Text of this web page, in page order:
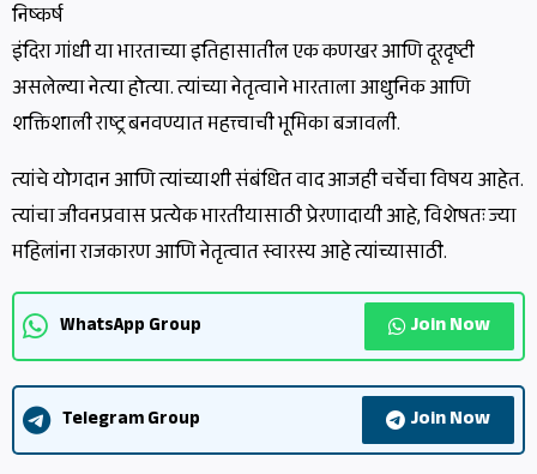
निष्कर्ष
इंदिरा गांधी या भारताच्या इतिहासातील एक कणखर आणि दूरदृष्टी
असलेल्या नेत्या होत्या. त्यांच्या नेतृत्वाने भारताला आधुनिक आणि
शक्तिशाली राष्ट्र बनवण्यात महत्त्वाची भूमिका बजावली.
त्यांचे योगदान आणि त्यांच्याशी संबंधित वाद आजही चर्चेचा विषय आहेत.
त्यांचा जीवनप्रवास प्रत्येक भारतीयासाठी प्रेरणादायी आहे, विशेषतः ज्या
महिलांना राजकारण आणि नेतृत्वात स्वारस्य आहे त्यांच्यासाठी.
WhatsApp Group Join Now
Telegram Group Join Now